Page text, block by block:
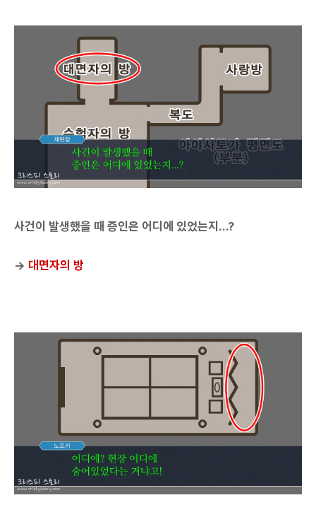
사건이 발생했을 때 증인은 어디에 있었는지...?
→ 대면자의 방